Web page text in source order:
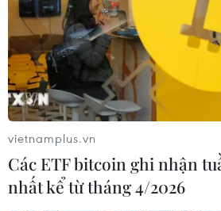
vietnamplus.vn
Các ETF bitcoin ghi nhận
nhất kể từ tháng 4/2026